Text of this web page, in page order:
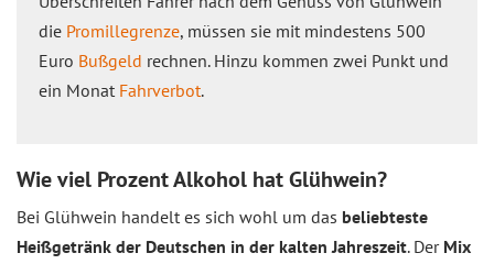
die Promillegrenze, müssen sie mit mindestens 500
Euro Bußgeld rechnen. Hinzu kommen zwei Punkt und
ein Monat Fahrverbot.
Wie viel Prozent Alkohol hat Glühwein?
Bei Glühwein handelt es sich wohl um das beliebteste
Heißgetränk der Deutschen in der kalten Jahreszeit. Der Mix